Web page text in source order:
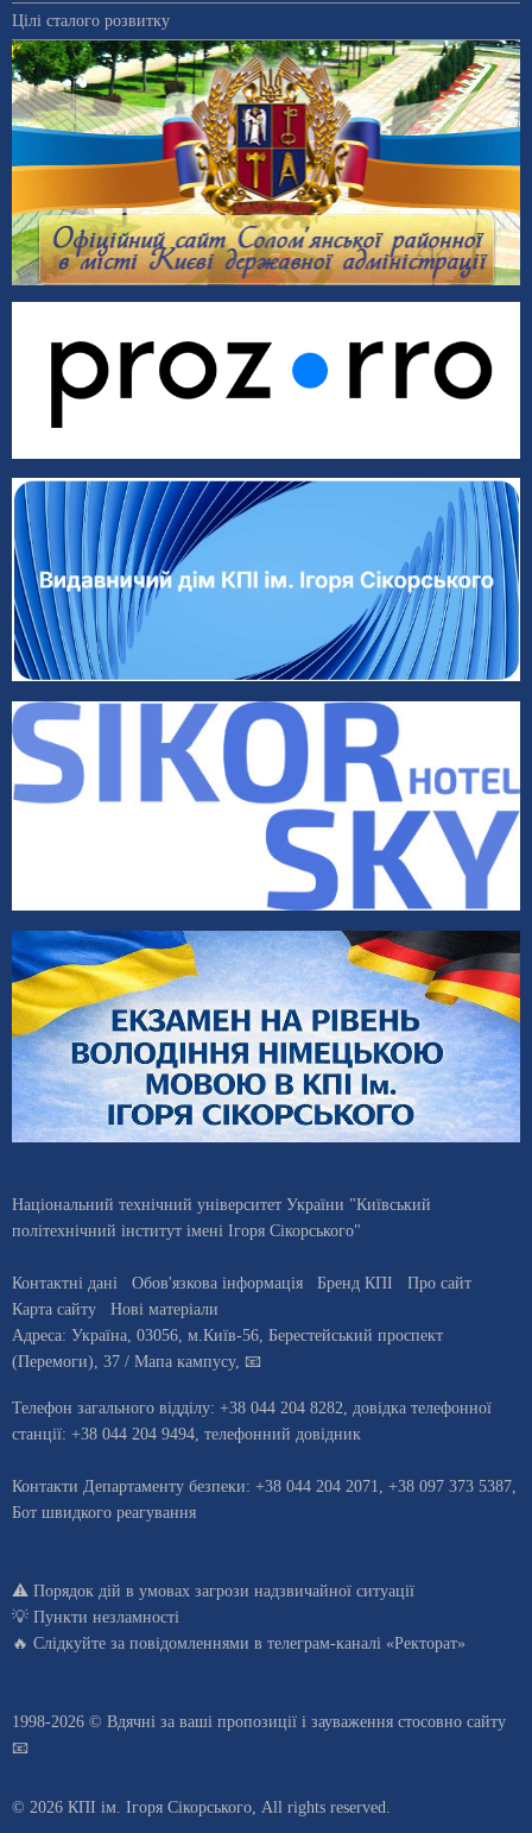
Цілі сталого розвитку
Національний технічний університет України "Київський
політехнічний інститут імені Ігоря Сікорського"
Контактні дані Обов'язкова інформація Бренд КПІ
Про сайт
Карта сайту
Нові матеріали
Адреса: Україна 03056 , м. Київ-56, Берестейський проспект
(Перемоги), 37 / Мапа кампусу, 📧
Телефон загального відділу: +38 044 204 8282 , довiдка телефонної
станцiї: +38 044 204 9494 телефонний довідник
Контакти Департаменту безпеки: +38 044 204 2071, +38 097 373 5387,
Бот швидкого реагування
⚠️ Порядок дій в умовах загрози надзвичайної ситуації
💡 Пункти незламності
🔥 Слідкуйте за повідомленнями в телеграм-каналі «Ректорат»
1998-2026 © Вдячні за ваші пропозиції і зауваження стосовно сайту
📧
© 2026 КПІ ім. Ігоря Сікорського, All rights reserved.